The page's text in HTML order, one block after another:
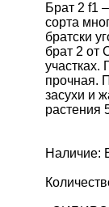
Брат 2 f1
сорта
братски
брат 2 от
прочная.
засухи и
растения
Наличие: